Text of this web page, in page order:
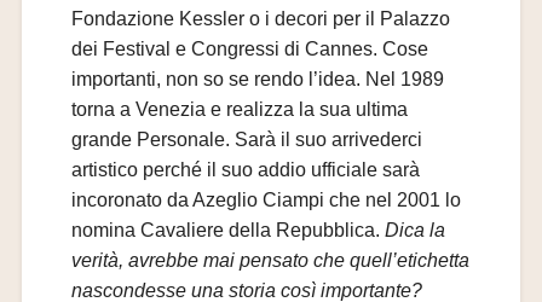
Fondazione Kessler o i decori per il Palazzo
dei Festival e Congressi di Cannes. Cose
importanti, non so se rendo l’idea. Nel 1989
torna a Venezia e realizza la sua ultima
grande Personale. Sarà il suo arrivederci
artistico perché il suo addio ufficiale sarà
incoronato da Azeglio Ciampi che nel 2001 lo
nomina Cavaliere della Repubblica. Dica la
verità, avrebbe mai pensato che quell’etichetta
nascondesse una storia così importante?